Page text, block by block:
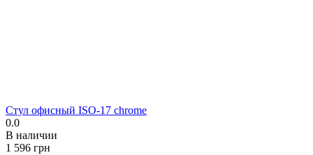
Стул офисный ISO-17 chrome
0.0
В наличии
‍1 596‍ грн